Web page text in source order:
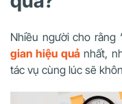
Nhiều người cho rằng
gian hiệu quảnhất,
tác vụ cùng lúc sẽ